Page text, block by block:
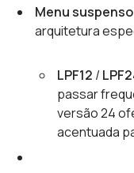
Menu
arquitetura
LPF12 /
passar
versão 24
acentuada